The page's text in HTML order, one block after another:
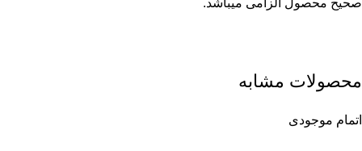
محصولات مشابه
اتمام موجودی